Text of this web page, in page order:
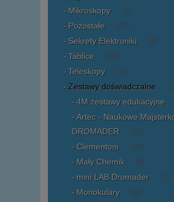
Mikroskopy (1)
Pozostałe (17)
Sekrety Elektroniki (8)
Tablice (16)
Teleskopy (2)
Zestawy doświadczalne
4M zestawy edukacyjne
Artec - Naukowe
DROMADER
(10)
Clementoni (28)
Mały Chemik (9)
mini LAB Dromader (7)
Monokulary (0)